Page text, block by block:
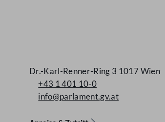
Dr.-Karl-Renner-Ring 3 1017 Wien
+43 1 401 10-0
info@parlament.gv.at